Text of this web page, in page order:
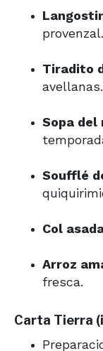
provenzal.
Tiradito
avellanas.
Sopa del
Soufflé
Col
Arroz
fresca.
Carta Tierra